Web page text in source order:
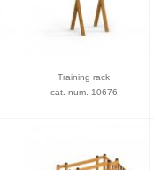
Training rack
cat. num. 10676